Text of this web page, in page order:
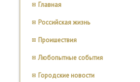
Главная
Российская жизнь
Проишествия
Любопытные события
Городские новости